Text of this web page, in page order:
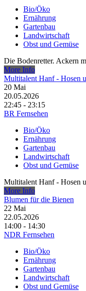
Bio/Öko
Ernährung
Gartenbau
Landwirtschaft
Obst und Gemüse
Die Bodenretter. Ackern
More Info
Multitalent Hanf - Hosen
20 Mai
20.05.2026
22:45 - 23:15
BR Fernsehen
Bio/Öko
Ernährung
Gartenbau
Landwirtschaft
Obst und Gemüse
Multitalent Hanf - Hosen
More Info
Blumen für die Bienen
22 Mai
22.05.2026
14:00 - 14:30
NDR Fernsehen
Bio/Öko
Ernährung
Gartenbau
Landwirtschaft
Obst und Gemüse